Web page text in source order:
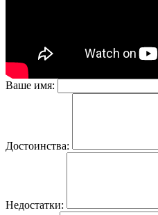
Ваше имя:
Достоинства:
Недостатки: